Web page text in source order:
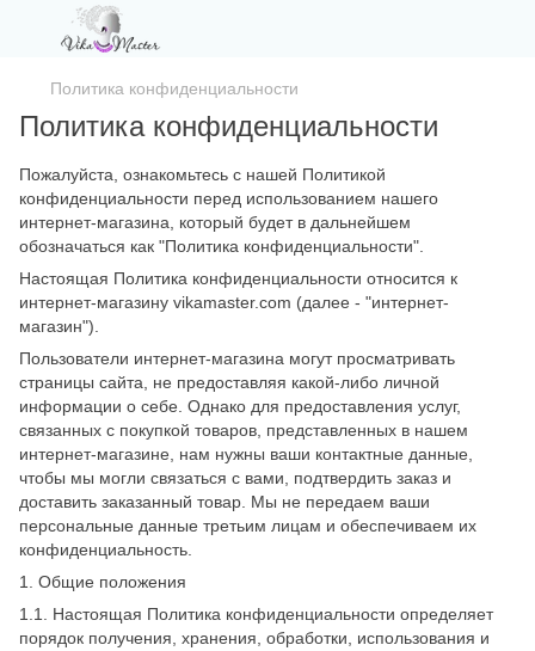
Политика конфиденциальности
Политика конфиденциальности
Пожалуйста, ознакомьтесь с нашей Политикой
конфиденциальности перед использованием нашего
интернет-магазина, который будет в дальнейшем
обозначаться как "Политика конфиденциальности".
Настоящая Политика конфиденциальности относится к
интернет-магазину vikamaster.com (далее - "интернет-
магазин").
Пользователи интернет-магазина могут просматривать
страницы сайта, не предоставляя какой-либо личной
информации о себе. Однако для предоставления услуг,
связанных с покупкой товаров, представленных в нашем
интернет-магазине, нам нужны ваши контактные данные,
чтобы мы могли связаться с вами, подтвердить заказ и
доставить заказанный товар. Мы не передаем ваши
персональные данные третьим лицам и обеспечиваем их
конфиденциальность.
1. Общие положения
1.1. Настоящая Политика конфиденциальности определяет
порядок получения, хранения, обработки, использования и